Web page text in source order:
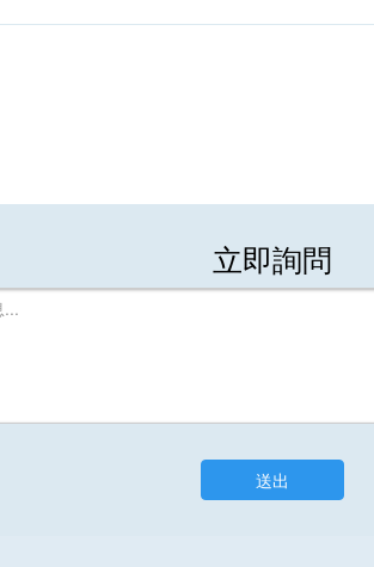
立即詢問
送出